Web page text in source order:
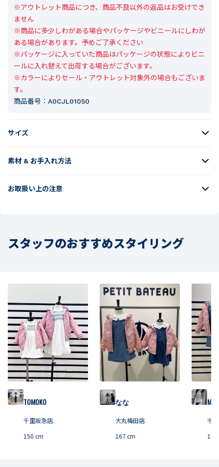
※アウトレット商品につき、商品不良以外の返品はお受けでき
ません
※商品に多少しわがある場合やパッケージやビニールにしわが
ある場合があります。予めご了承ください
※パッケージに入っていた商品はパッケージの状態によりビニ
ールに入れ替えて出荷する場合がございます。
※カラーによりセール・アウトレット対象外の場合もございま
す。
商品番号： A0CJL01050
サイズ
素材 & お手入れ方法
お取扱い上の注意
スタッフのおすすめスタイリング
TOMOKO
千里阪急店
150 cm
なな
大丸梅田店
167cm
千
165